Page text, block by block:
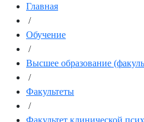
Главная
/
Обучение
/
Высшее образование
/
Факультеты
/
Факультет клинической